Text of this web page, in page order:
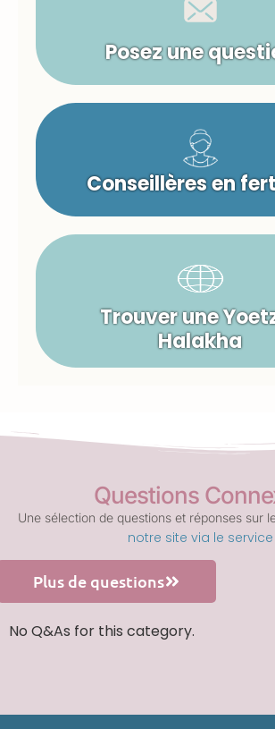
Posez une
Conseillères en
Trouver une
Halakha
Questions
Une sélection de questions et réponses sur
notre site via le service
Plus de questions
No Q&As for this category.